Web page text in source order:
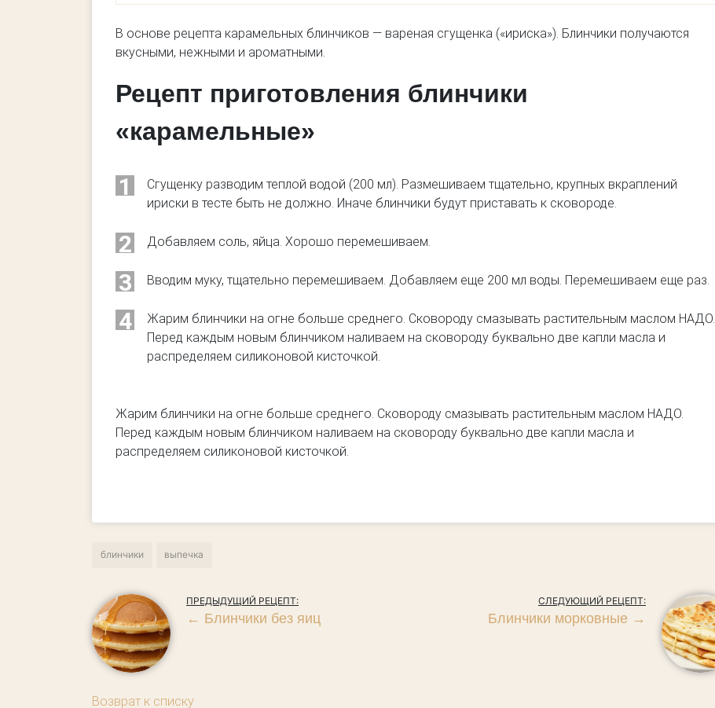
В основе рецепта карамельных блинчиков — вареная сгущенка («ириска»). Блинчики получаются
вкусными, нежными и ароматными.
Рецепт приготовления блинчики
«карамельные»
1
Сгущенку разводим теплой водой (200 мл). Размешиваем тщательно, крупных вкраплений
ириски в тесте быть не должно. Иначе блинчики будут приставать к сковороде.
2 Добавляем соль, яйца. Хорошо перемешиваем.
3 Вводим муку, тщательно перемешиваем. Добавляем еще 200 мл воды. Перемешиваем еще раз.
4
Жарим блинчики на огне больше среднего. Сковороду смазывать растительным маслом НАДО.
Перед каждым новым блинчиком наливаем на сковороду буквально две капли масла и
распределяем силиконовой кисточкой.
Жарим блинчики на огне больше среднего. Сковороду смазывать растительным маслом НАДО.
Перед каждым новым блинчиком наливаем на сковороду буквально две капли масла и
распределяем силиконовой кисточкой.
блинчики выпечка
ПРЕДЫДУЩИЙ РЕЦЕПТ:
← Блинчики без яиц
СЛЕДУЮЩИЙ РЕЦЕПТ:
Блинчики морковные →
Возврат к списку